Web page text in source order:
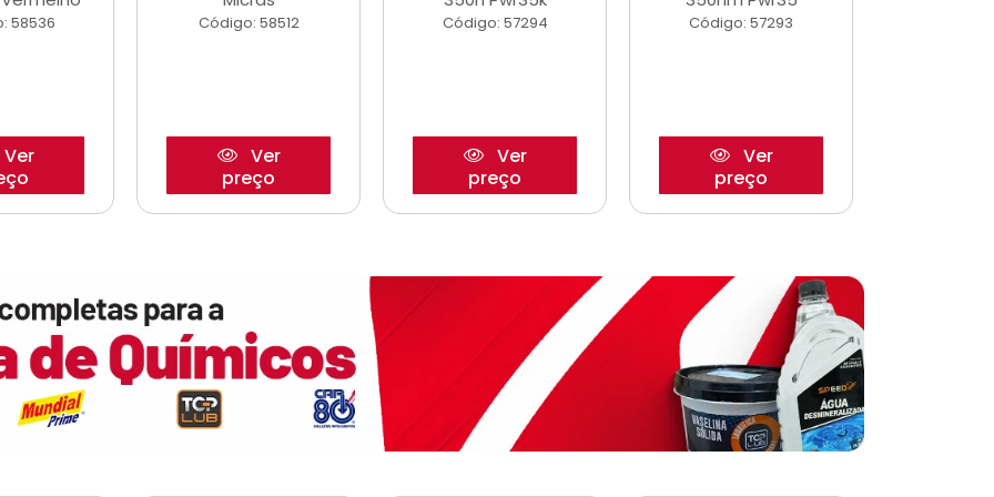
58536
Ver
Código: 58512
Ver
preço
Código: 57294
Ver
preço
Código: 57293
Ver
preço